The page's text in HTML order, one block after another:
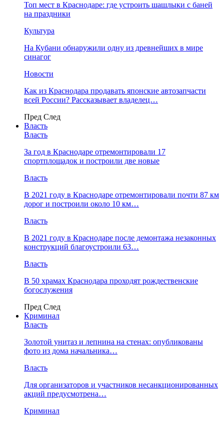
Топ мест в Краснодаре: где устроить шашлыки с баней
на праздники
Культура
На Кубани обнаружили одну из древнейших в мире
синагог
Новости
Как из Краснодара продавать японские автозапчасти
всей России? Рассказывает владелец…
Пред След
Власть
Власть
За год в Краснодаре отремонтировали 17
спортплощадок и построили две новые
Власть
В 2021 году в Краснодаре отремонтировали почти 87 км
дорог и построили около 10 км…
Власть
В 2021 году в Краснодаре после демонтажа незаконных
конструкций благоустроили 63…
Власть
В 50 храмах Краснодара проходят рождественские
богослужения
Пред След
Криминал
Власть
​Золотой унитаз и лепнина на стенах: опубликованы
фото из дома начальника…
Власть
Для организаторов и участников несанкционированных
акций предусмотрена…
Криминал